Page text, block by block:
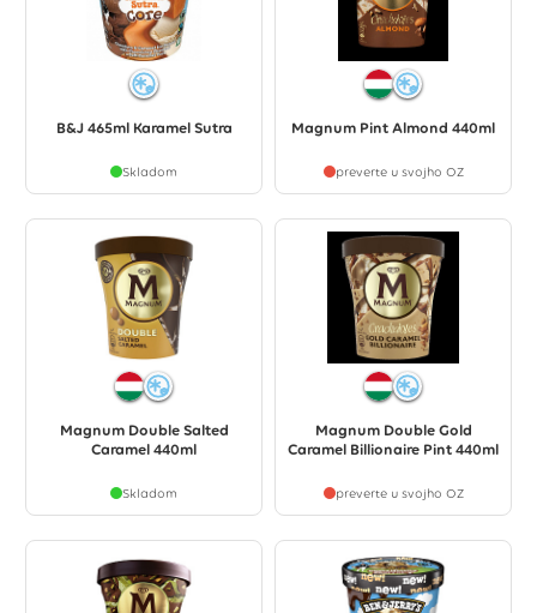
B&J 465ml Karamel Sutra
Skladom
Magnum Pint Almond 440ml
preverte u svojho OZ
Magnum Double Salted
Caramel 440ml
Skladom
Magnum Double Gold
Caramel Billionaire Pint 440ml
preverte u svojho OZ